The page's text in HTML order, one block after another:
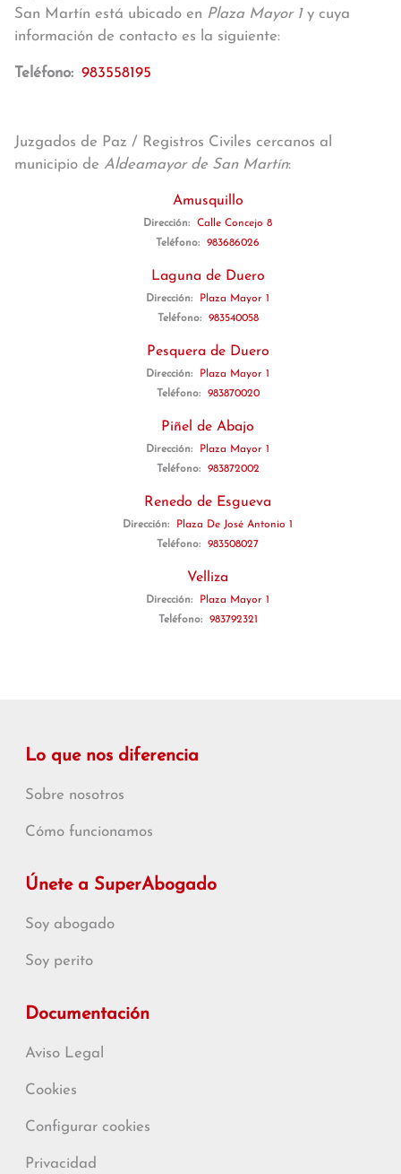
San Martín está ubicado en Plaza Mayor 1y cuya
información de contacto es la siguiente:
Teléfono: 983558195
Juzgados de Paz / Registros Civiles cercanos al
municipio de Aldeamayor de San Martín:
Amusquillo
Dirección:
Calle Concejo 8
Teléfono:
983686026
Laguna de Duero
Dirección:
Plaza Mayor 1
Teléfono:
983540058
Pesquera de Duero
Dirección:
Plaza Mayor 1
Teléfono:
983870020
Piñel de Abajo
Dirección:
Plaza Mayor 1
Teléfono:
983872002
Renedo de Esgueva
Dirección:
Plaza De José Antonio 1
Teléfono:
983508027
Velliza
Dirección:
Plaza Mayor 1
Teléfono:
983792321
Lo que nos diferencia
Sobre nosotros
Cómo funcionamos
Únete a SuperAbogado
Soy abogado
Soy perito
Documentación
Aviso Legal
Cookies
Configurar cookies
Privacidad